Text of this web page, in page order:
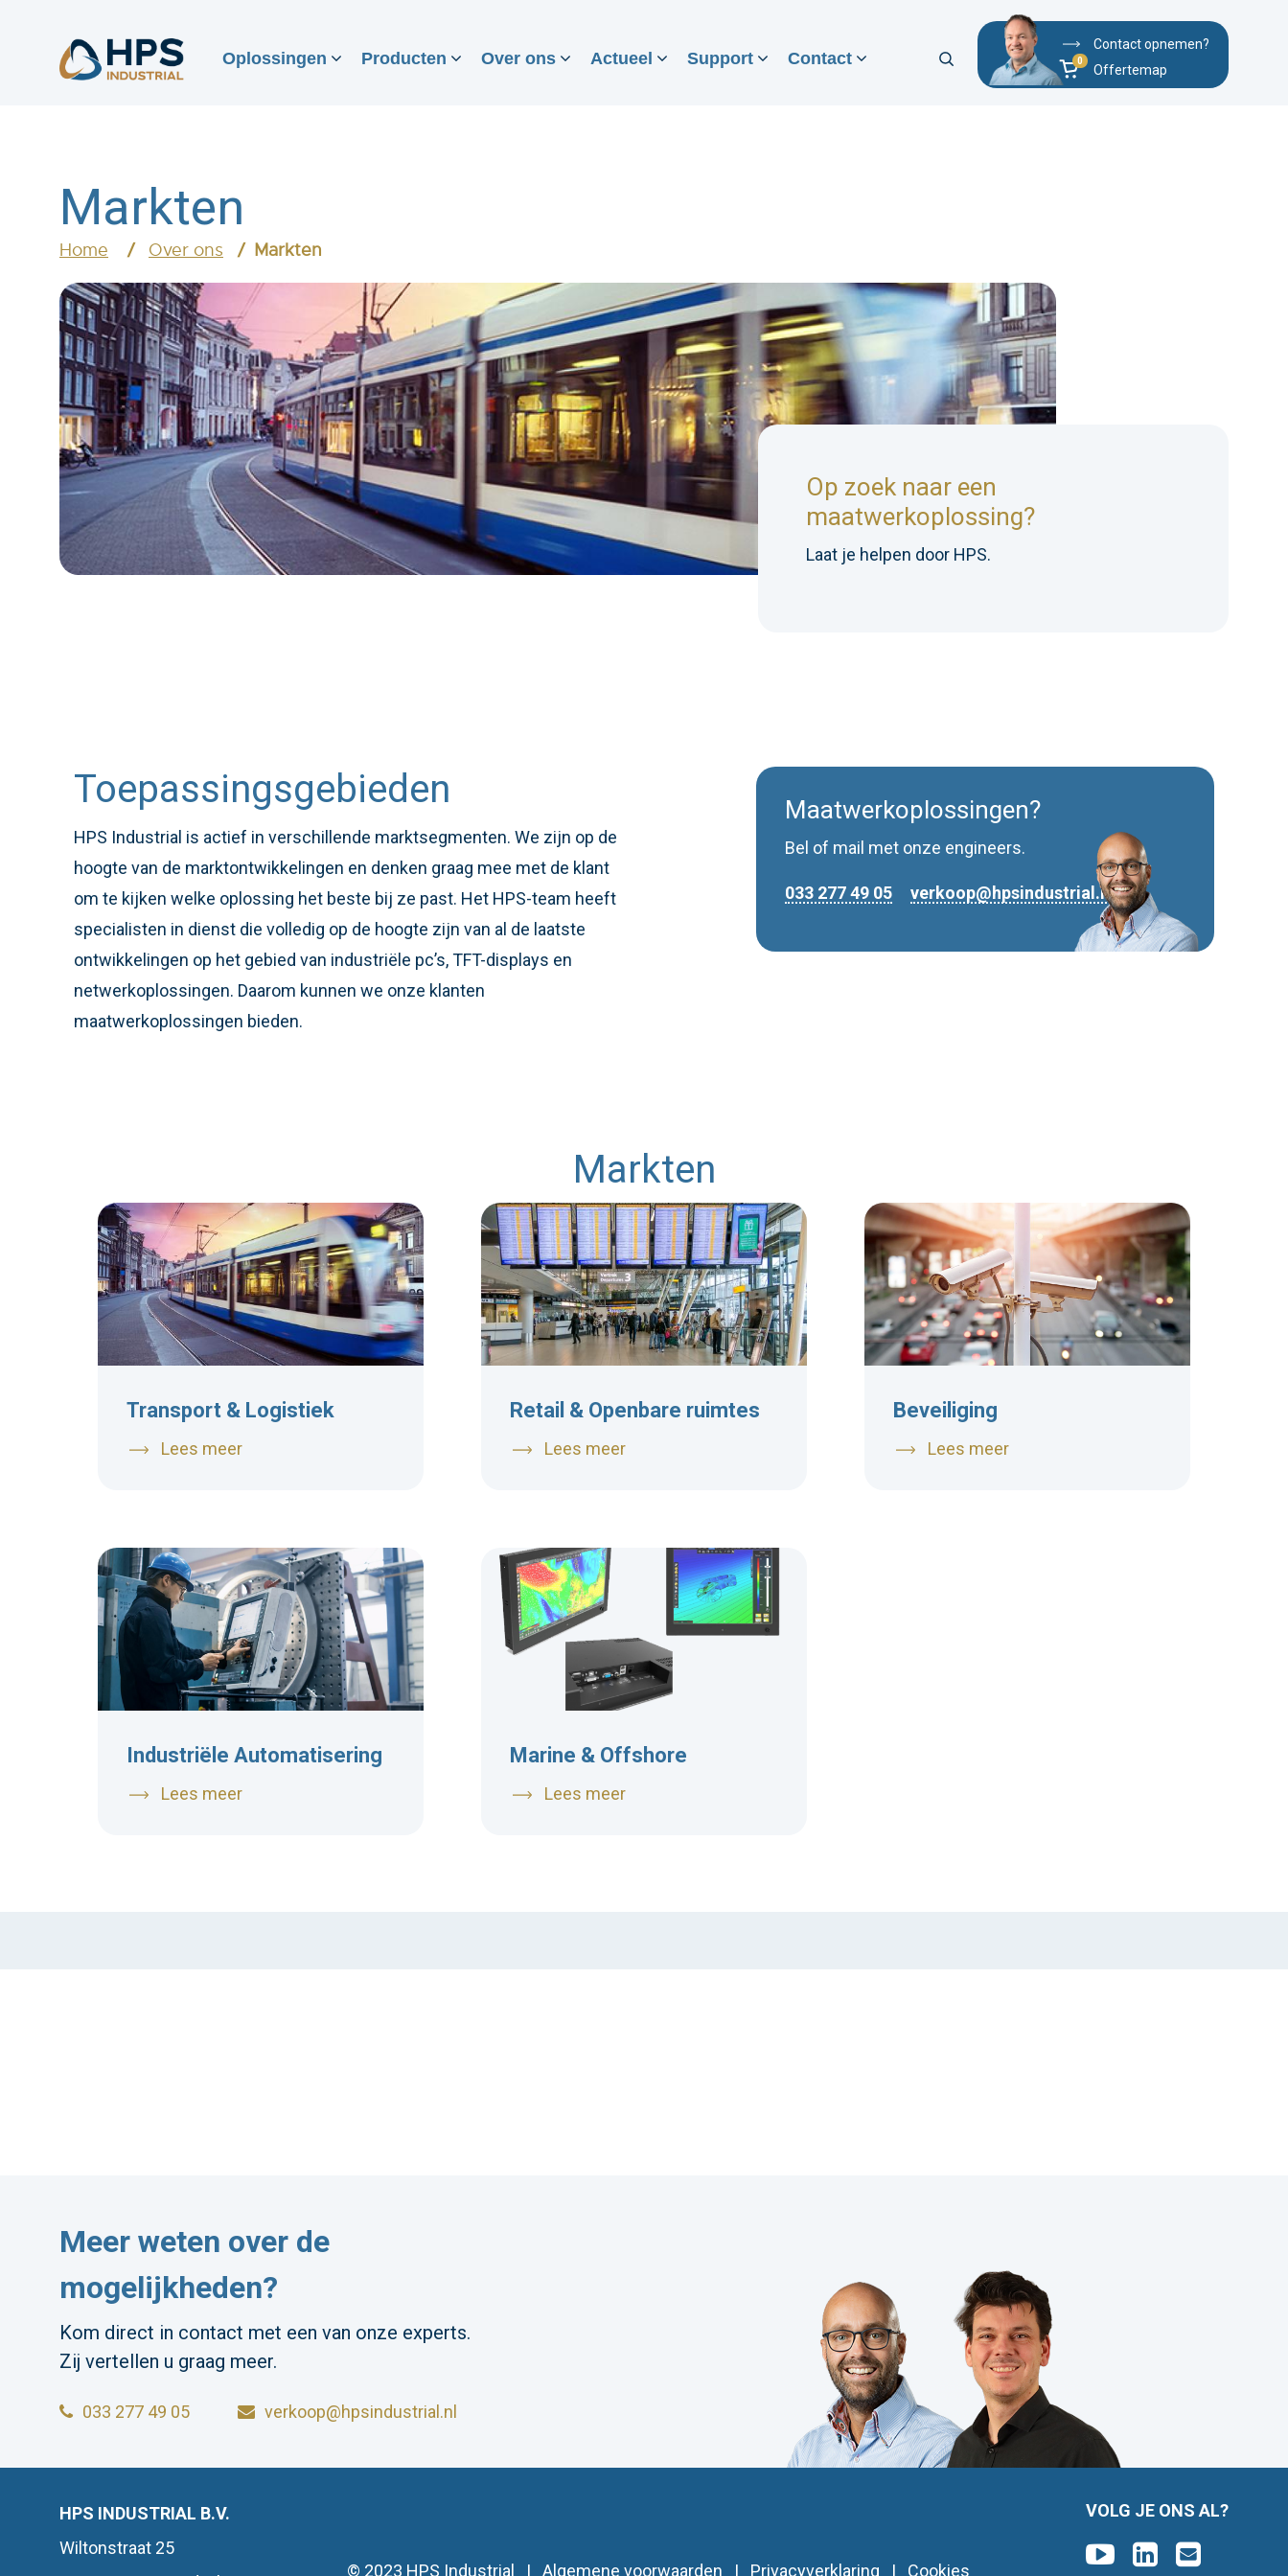
Oplossingen Producten Over ons Actueel Support Contact
Contact opnemen?
Offertemap
Markten
Home Over ons Markten
Op zoek naar een
maatwerkoplossing?
Laat je helpen door HPS.
Toepassingsgebieden
HPS Industrial is actief in verschillende marktsegmenten. We zijn op de
hoogte van de marktontwikkelingen en denken graag mee met de klant
om te kijken welke oplossing het beste bij ze past. Het HPS-team heeft
specialisten in dienst die volledig op de hoogte zijn van al de laatste
ontwikkelingen op het gebied van industriële pc’s, TFT-displays en
netwerkoplossingen. Daarom kunnen we onze klanten
maatwerkoplossingen bieden.
Maatwerkoplossingen?
Bel of mail met onze engineers.
033 277 49 05 verkoop@hpsindustrial.nl
Markten
Transport & Logistiek
Lees meer
Retail & Openbare ruimtes
Lees meer
Beveiliging
Lees meer
Industriële Automatisering
Lees meer
Marine & Offshore
Lees meer
Meer weten over de
mogelijkheden?
Kom direct in contact met een van onze experts.
Zij vertellen u graag meer.
033 277 49 05 verkoop@hpsindustrial.nl
HPS INDUSTRIAL B.V.
Wiltonstraat 25
© 2023 HPS Industrial | Algemene voorwaarden | Privacyverklaring | Cookies
VOLG JE ONS AL?